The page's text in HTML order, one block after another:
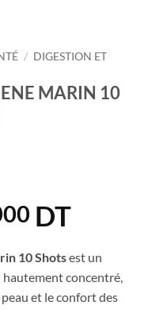
/ DIGESTION ET
MARIN 10
DT.
DTLe
actuel
est :
10 Shotsest un
concentré,
et le confort des